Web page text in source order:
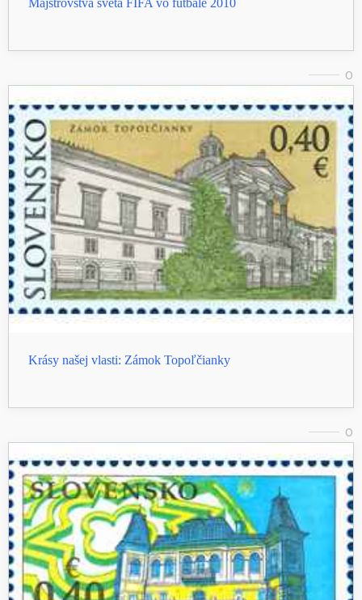
Majstrovstvá sveta FIFA vo futbale 2010
0
Krásy našej vlasti: Zámok Topoľčianky
0